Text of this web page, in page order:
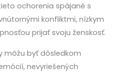
ochorenia spájané s
konfliktmi, nízkym
prijať svoju ženskosť.
môžu byť dôsledkom
nevyriešených